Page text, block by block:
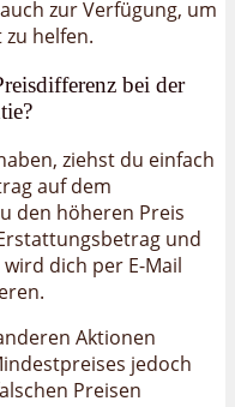
zur Verfügung, um
helfen.
bei der
ziehst du einfach
auf dem
den höheren Preis
und
dich per E-Mail
Aktionen
jedoch
Preisen